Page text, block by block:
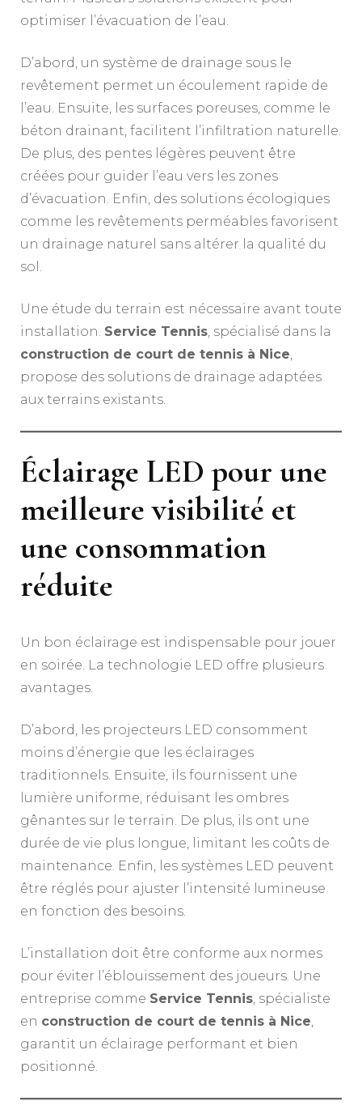
optimiser l’évacuation de l’eau.
D’abord, un système de drainage sous le
revêtement permet un écoulement rapide de
l’eau. Ensuite, les surfaces poreuses, comme le
béton drainant, facilitent l’infiltration naturelle.
De plus, des pentes légères peuvent être
créées pour guider l’eau vers les zones
d’évacuation. Enfin, des solutions écologiques
comme les revêtements perméables favorisent
un drainage naturel sans altérer la qualité du
sol.
Une étude du terrain est nécessaire avant toute
installation. Service Tennis, spécialisé dans la
construction de court de tennis à Nice,
propose des solutions de drainage adaptées
aux terrains existants.
Éclairage LED pour une
meilleure visibilité et
une consommation
réduite
Un bon éclairage est indispensable pour jouer
en soirée. La technologie LED offre plusieurs
avantages.
D’abord, les projecteurs LED consomment
moins d’énergie que les éclairages
traditionnels. Ensuite, ils fournissent une
lumière uniforme, réduisant les ombres
gênantes sur le terrain. De plus, ils ont une
durée de vie plus longue, limitant les coûts de
maintenance. Enfin, les systèmes LED peuvent
être réglés pour ajuster l’intensité lumineuse
en fonction des besoins.
L’installation doit être conforme aux normes
pour éviter l’éblouissement des joueurs. Une
entreprise comme Service Tennis, spécialiste
en construction de court de tennis à Nice,
garantit un éclairage performant et bien
positionné.